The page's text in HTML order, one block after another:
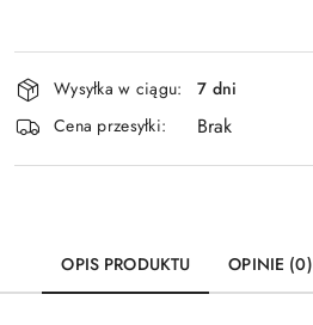
Dostępność
i
dostawa
Wysyłka w ciągu:
7 dni
Cena przesyłki:
Brak
OPIS PRODUKTU OPINIE (0)